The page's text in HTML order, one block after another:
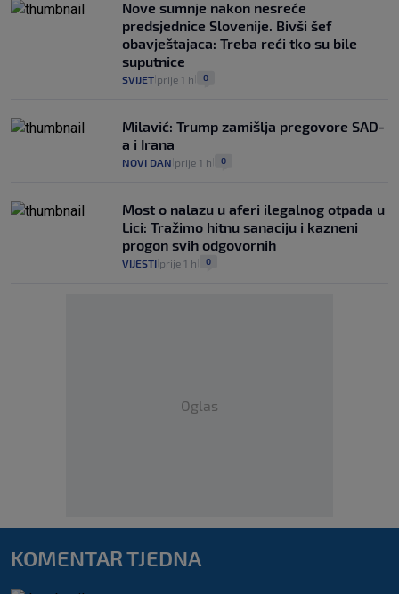
Nove sumnje nakon nesreće
predsjednice Slovenije. Bivši šef
obavještajaca: Treba reći tko su bile
suputnice
SVIJET prije 1 h 0
Milavić: Trump zamišlja pregovore SAD-
a i Irana
NOVI DAN prije 1 h 0
Most o nalazu u aferi ilegalnog otpada u
Lici: Tražimo hitnu sanaciju i kazneni
progon svih odgovornih
VIJESTI prije 1 h 0
Oglas
KOMENTAR TJEDNA